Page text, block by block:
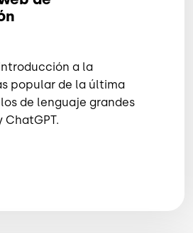
a la
popular de la última
de lenguaje grandes
ChatGPT.